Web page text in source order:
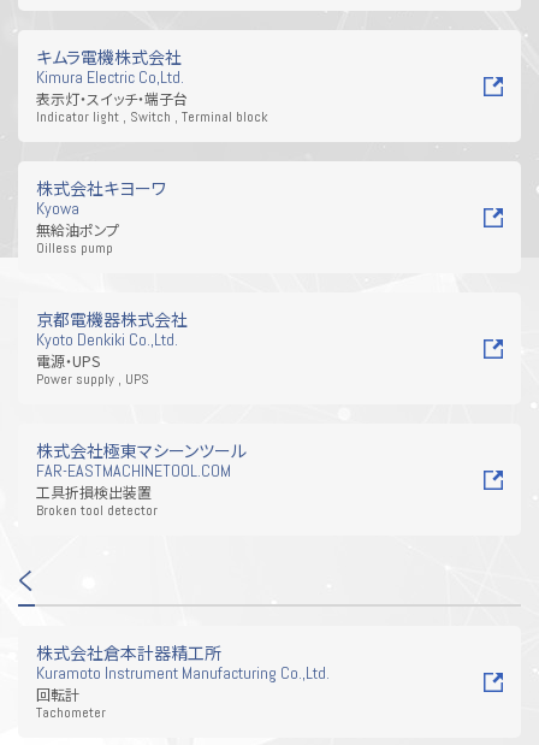
キムラ電機株式会社
Kimura Electric Co,Ltd.
表示灯・スイッチ・端子台
Indicator light , Switch , Terminal block
株式会社キヨーワ
Kyowa
無給油ポンプ
Oilless pump
京都電機器株式会社
Kyoto Denkiki Co.,Ltd.
電源・UPS
Power supply , UPS
株式会社極東マシーンツール
FAR-EASTMACHINETOOL.COM
工具折損検出装置
Broken tool detector
く
株式会社倉本計器精工所
Kuramoto Instrument Manufacturing Co.,Ltd.
回転計
Tachometer